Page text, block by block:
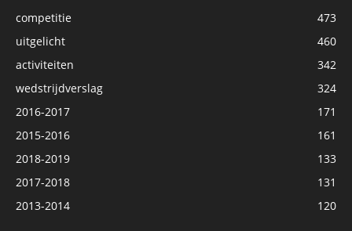
competitie
473
uitgelicht
460
activiteiten
342
wedstrijdverslag
324
2016-2017
171
2015-2016
161
2018-2019
133
2017-2018
131
2013-2014
120